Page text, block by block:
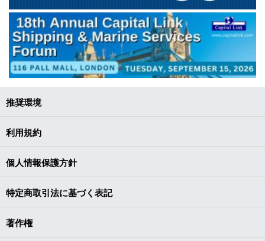
推奨環境
利用規約
個人情報保護方針
特定商取引法に基づく表記
著作権